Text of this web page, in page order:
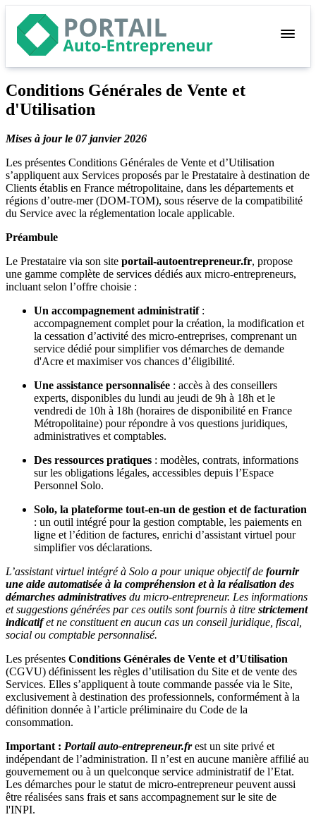
Devenir
auto-entrepreneur
Gérer
Modifier
mon auto-entreprise
mon activité
Connexion
Statut auto-entrepreneur
Programmes de Formation
Tarifs
Blog
Conditions Générales de Vente et
d'Utilisation
Mises à jour le 07 janvier 2026
Les présentes Conditions Générales de Vente et d’Utilisation
s’appliquent aux Services proposés par le Prestataire à destination de
Clients établis en France métropolitaine, dans les départements et
régions d’outre-mer (DOM-TOM), sous réserve de la compatibilité
du Service avec la réglementation locale applicable.
Préambule
Le Prestataire via son site portail-autoentrepreneur.fr, propose
une gamme complète de services dédiés aux micro-entrepreneurs,
incluant selon l’offre choisie :
Un accompagnement administratif:
accompagnement complet pour la création, la modification et
la cessation d’activité des micro-entreprises, comprenant un
service dédié pour simplifier vos démarches de demande
d'Acre et maximiser vos chances d’éligibilité.
Une assistance personnalisée : accès à des conseillers
experts, disponibles du lundi au jeudi de 9h à 18h et le
vendredi de 10h à 18h (horaires de disponibilité en France
Métropolitaine) pour répondre à vos questions juridiques,
administratives et comptables.
Des ressources pratiques : modèles, contrats, informations
sur les obligations légales, accessibles depuis l’Espace
Personnel Solo.
Solo, la plateforme tout-en-un de gestion et de facturation
: un outil intégré pour la gestion comptable, les paiements en
ligne et l’édition de factures, enrichi d’assistant virtuel pour
simplifier vos déclarations.
L’assistant virtuel intégré à Solo a pour unique objectif de fournir
une aide automatisée à la compréhension et à la réalisation des
démarches administratives du micro-entrepreneur. Les informations
et suggestions générées par ces outils sont fournis à titre strictement
indicatifet ne constituent en aucun cas un conseil juridique, fiscal,
social ou comptable personnalisé.
Les présentes Conditions Générales de Vente et d’Utilisation
(CGVU) définissent les règles d’utilisation du Site et de vente des
Services. Elles s’appliquent à toute commande passée via le Site,
exclusivement à destination des professionnels, conformément à la
définition donnée à l’article préliminaire du Code de la
consommation.
Important : Portail auto-entrepreneur.frest un site privé et
indépendant de l’administration. Il n’est en aucune manière affilié au
gouvernement ou à un quelconque service administratif de l’Etat.
Les démarches pour le statut de micro-entrepreneur peuvent aussi
être réalisées sans frais et sans accompagnement sur le site de
l'INPI.